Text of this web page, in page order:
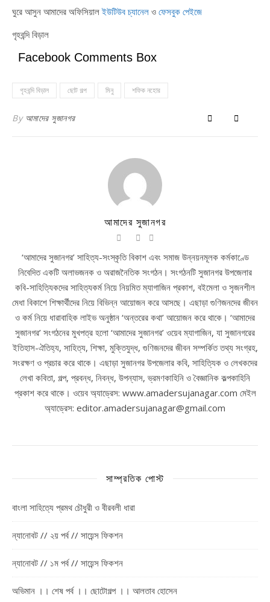
ঘুরে আসুন আমাদের অফিসিয়ালইউটিউব চ্যানেল ও ফেসবুক পেইজে
গৃহবন্দি বিড়াল
Facebook Comments Box
গৃহবন্দি বিড়াল ছোট গল্প মিনু শফিক নহোর
By আমাদের সুজানগর
আমাদের সুজানগর
‘আমাদের সুজানগর’ সাহিত্য-সংস্কৃতি বিকাশ এবং সমাজ উন্নয়নমূলক কর্মকাণ্ডে
নিবেদিত একটি অলাভজনক ও অরাজনৈতিক সংগঠন। সংগঠনটি সুজানগর উপজেলার
কবি-সাহিত্যিকদের সাহিত্যকর্ম নিয়ে নিয়মিত ম্যাগাজিন প্রকাশ, বইমেলা ও সৃজনশীল
মেধা বিকাশে শিক্ষার্থীদের নিয়ে বিভিন্ন আয়োজন করে আসছে। এছাড়া গুণিজনদের জীবন
ও কর্ম নিয়ে ধারাবাহিক লাইভ অনুষ্ঠান ‘অন্তরের কথা’ আয়োজন করে থাকে। ‘আমাদের
সুজানগর’ সংগঠনের মুখপত্র হলো ‘আমাদের সুজানগর’ ওয়েব ম্যাগাজিন, যা সুজানগরের
ইতিহাস-ঐতিহ্য, সাহিত্য, শিক্ষা, মুক্তিযুদ্ধ, গুণিজনদের জীবন সম্পর্কিত তথ্য সংগ্রহ,
সংরক্ষণ ও প্রচার করে থাকে। এছাড়া সুজানগর উপজেলার কবি, সাহিত্যিক ও লেখকদের
লেখা কবিতা, গল্প, প্রবন্ধ, নিবন্ধ, উপন্যাস, ভ্রমণকাহিনি ও বৈজ্ঞানিক কল্পকাহিনি
প্রকাশ করে থাকে। ওয়েব অ্যাড্রেস: www.amadersujanagar.com মেইল
অ্যাড্রেস: editor.amadersujanagar@gmail.com
সাম্প্রতিক পোস্ট
বাংলা সাহিত্যে প্রমথ চৌধুরী ও বীরবলী ধারা
ন্যানোবট // ২য় পর্ব // সায়েন্স ফিকশন
ন্যানোবট // ১ম পর্ব // সায়েন্স ফিকশন
অভিমান ।। শেষ পর্ব ।। ছোটোগল্প ।। আলতাব হোসেন